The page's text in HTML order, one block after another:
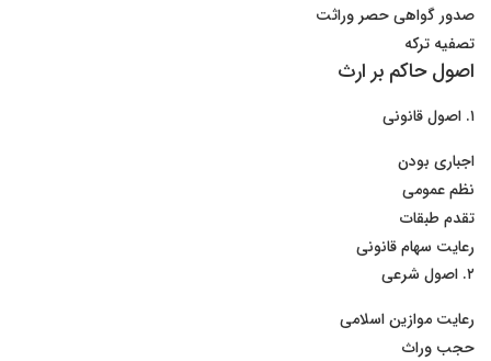
صدور گواهی حصر وراثت
تصفیه ترکه
اصول حاکم بر ارث
۱. اصول قانونی
اجباری بودن
نظم عمومی
تقدم طبقات
رعایت سهام قانونی
۲. اصول شرعی
رعایت موازین اسلامی
حجب وراث